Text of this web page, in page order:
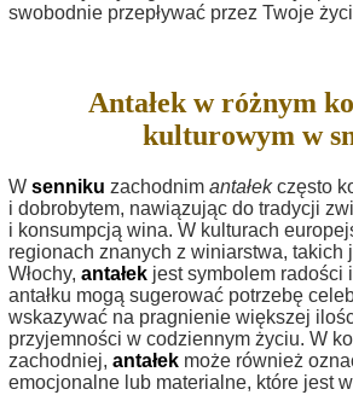
swobodnie przepływać przez Twoje
Antałek w różnym
kulturowym w
W senniku zachodnim antałekczęsto
i dobrobytem, nawiązując do tradycji
i konsumpcją wina. W kulturach
regionach znanych z winiarstwa, takich
Włochy, antałek jest symbolem radości
antałku mogą sugerować potrzebę
wskazywać na pragnienie większej
przyjemności w codziennym życiu. W
zachodniej, antałek może również
emocjonalne lub materialne, które jest